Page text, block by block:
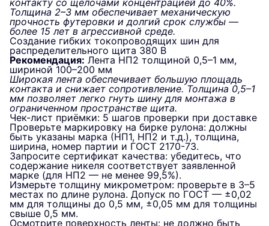
контакту со щелочами концентрацией до 40%.
Толщина 2–3 мм обеспечивает механическую
прочность футеровки и долгий срок службы —
более 15 лет в агрессивной среде.
Создание гибких токопроводящих шин для
распределительного щита 380 В
Рекомендация: Лента НП2 толщиной 0,5–1 мм,
шириной 100–200 мм
Широкая лента обеспечивает большую площадь
контакта и снижает сопротивление. Толщина 0,5–1
мм позволяет легко гнуть шину для монтажа в
ограниченном пространстве щита.
Чек-лист приёмки: 5 шагов проверки при доставке
Проверьте маркировку на бирке рулона: должны
быть указаны марка (НП1, НП2 и т.д.), толщина,
ширина, номер партии и ГОСТ 2170-73.
Запросите сертификат качества: убедитесь, что
содержание никеля соответствует заявленной
марке (для НП2 — не менее 99,5%).
Измерьте толщину микрометром: проверьте в 3–5
местах по длине рулона. Допуск по ГОСТ — ±0,02
мм для толщины до 0,5 мм, ±0,05 мм для толщины
свыше 0,5 мм.
Осмотрите поверхность ленты: не должно быть